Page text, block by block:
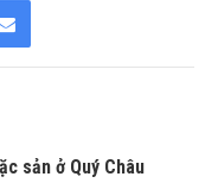
sản ở Quý Châu